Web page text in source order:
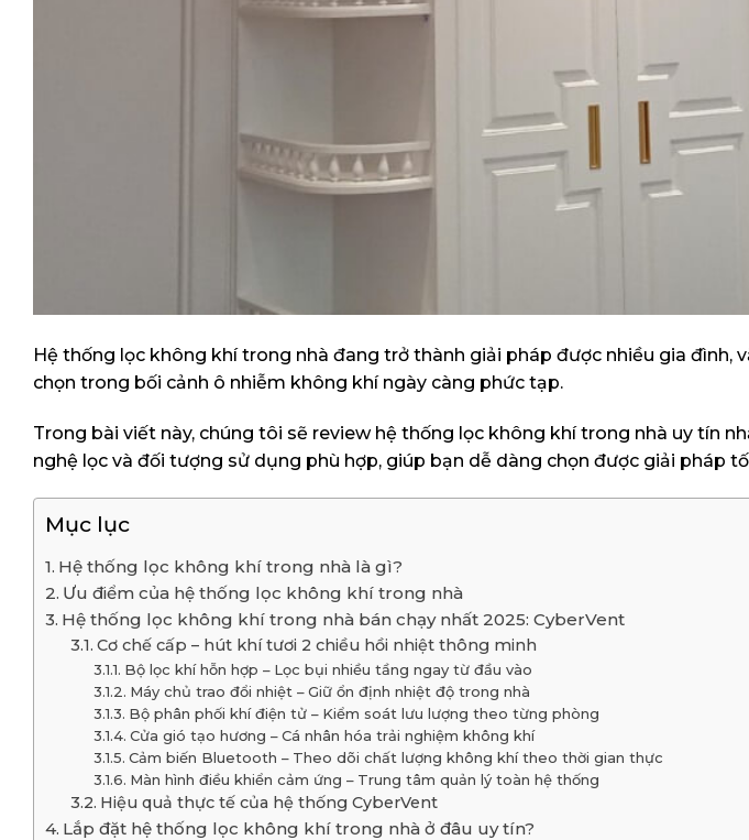
Hệ thống lọc không khí trong nhà đang trở thành giải pháp được nhiều gia đình,
chọn trong bối cảnh ô nhiễm không khí ngày càng phức tạp.
Trong bài viết này, chúng tôi sẽ review hệ thống lọc không khí trong nhà uy tín
nghệ lọc và đối tượng sử dụng phù hợp, giúp bạn dễ dàng chọn được giải pháp
Mục lục
Hệ thống lọc không khí trong nhà là gì?
Ưu điểm của hệ thống lọc không khí trong nhà
Hệ thống lọc không khí trong nhà bán chạy nhất 2025: CyberVent
Cơ chế cấp – hút khí tươi 2 chiều hồi nhiệt thông minh
Bộ lọc khí hỗn hợp – Lọc bụi nhiều tầng ngay từ đầu vào
Máy chủ trao đổi nhiệt – Giữ ổn định nhiệt độ trong nhà
Bộ phân phối khí điện tử – Kiểm soát lưu lượng theo từng phòng
Cửa gió tạo hương – Cá nhân hóa trải nghiệm không khí
Cảm biến Bluetooth – Theo dõi chất lượng không khí theo thời gian thực
Màn hình điều khiển cảm ứng – Trung tâm quản lý toàn hệ thống
Hiệu quả thực tế của hệ thống CyberVent
Lắp đặt hệ thống lọc không khí trong nhà ở đâu uy tín?